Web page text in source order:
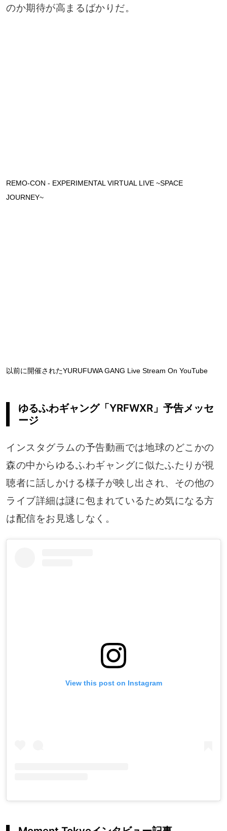
のか期待が高まるばかりだ。
REMO-CON - EXPERIMENTAL VIRTUAL LIVE ~SPACE
JOURNEY~
以前に開催されたYURUFUWA GANG Live Stream On YouTube
ゆるふわギャング「YRFWXR」予告メッセ
ージ
インスタグラムの予告動画では地球のどこかの
森の中からゆるふわギャングに似たふたりが視
聴者に話しかける様子が映し出され、その他の
ライブ詳細は謎に包まれているため気になる方
は配信をお見逃しなく。
View this post on Instagram